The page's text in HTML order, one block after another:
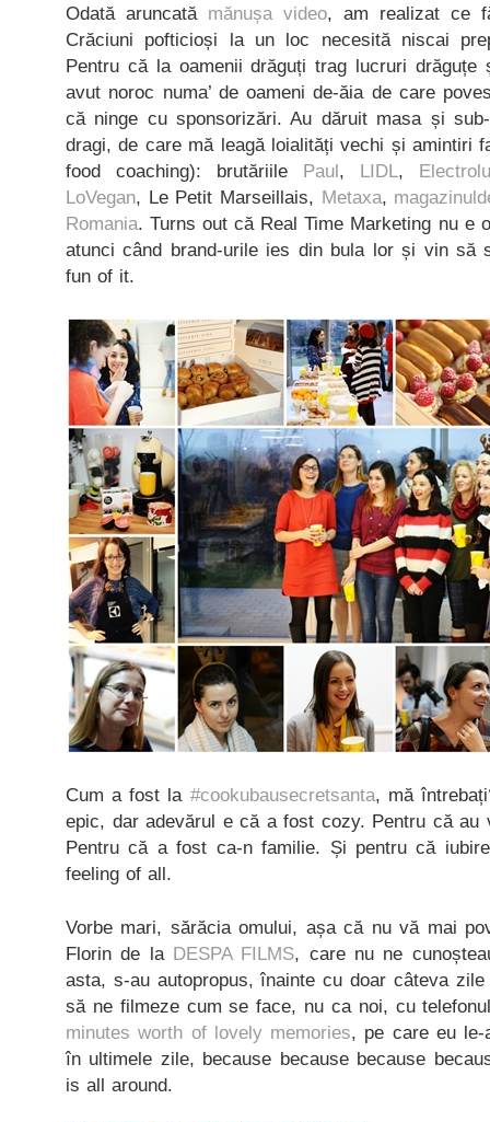
Odată aruncată mănușa video, am realizat ce
Crăciuni pofticioși la un loc necesită niscai
Pentru că la oamenii drăguți trag lucruri
avut noroc numa’ de oameni de-ăia de care
că ninge cu sponsorizări. Au dăruit masa și
dragi, de care mă leagă loialități vechi și amintiri
food coaching): brutăriile Paul, LIDL,
LoVegan, Le Petit Marseillais, Metaxa,
Romania. Turns out că Real Time Marketing nu e
atunci când brand-urile ies din bula lor și vin să
fun of it.
Cum a fost la #cookubausecretsanta, mă
epic, dar adevărul e că a fost cozy. Pentru că au
Pentru că a fost ca-n familie. Și pentru că
feeling of all.
Vorbe mari, sărăcia omului, așa că nu vă mai
Florin de la DESPA FILMS, care nu ne
asta, s-au autopropus, înainte cu doar câteva
să ne filmeze cum se face, nu ca noi, cu
minutes worth of lovely memories, pe care eu le-
în ultimele zile, because because because
is all around.